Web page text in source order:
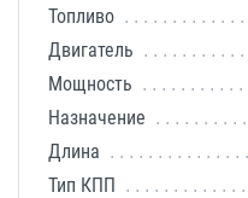
Топливо
Двигатель
Мощность
Назначение
Длина
Тип КПП